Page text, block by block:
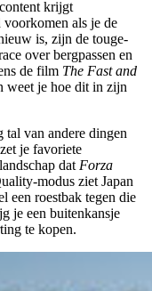
krijgt
als je de
is, zijn de touge-
over bergpassen en
de film The Fast and
weet je hoe dit in zijn
van andere dingen
je favoriete
dat Forza
modus ziet Japan
een roestbak tegen die
je een buitenkansje
te kopen.